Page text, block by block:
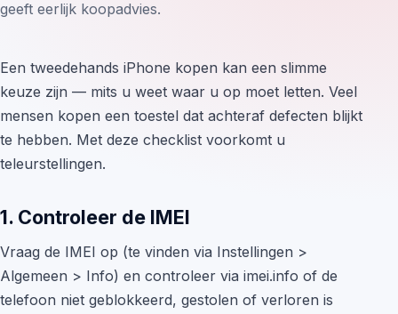
geeft eerlijk koopadvies.
Een tweedehands iPhone kopen kan een slimme
keuze zijn — mits u weet waar u op moet letten. Veel
mensen kopen een toestel dat achteraf defecten blijkt
te hebben. Met deze checklist voorkomt u
teleurstellingen.
1. Controleer de IMEI
Vraag de IMEI op (te vinden via Instellingen >
Algemeen > Info) en controleer via imei.info of de
telefoon niet geblokkeerd, gestolen of verloren is